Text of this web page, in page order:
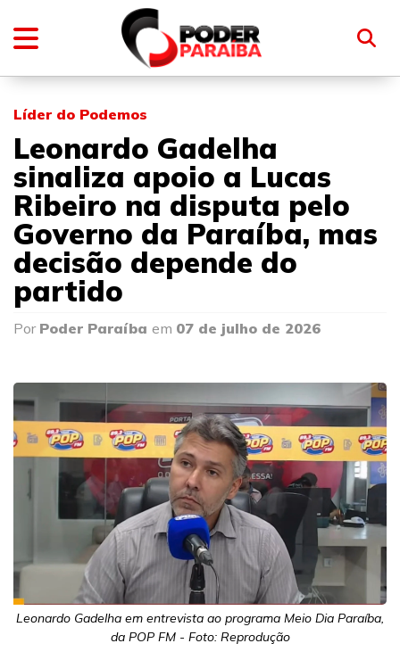
Líder do Podemos
Leonardo Gadelha
sinaliza apoio a Lucas
Ribeiro na disputa pelo
Governo da Paraíba, mas
decisão depende do
partido
Por Poder Paraíba em 07 de julho de 2026
Leonardo Gadelha em entrevista ao programa Meio Dia Paraíba,
da POP FM - Foto: Reprodução